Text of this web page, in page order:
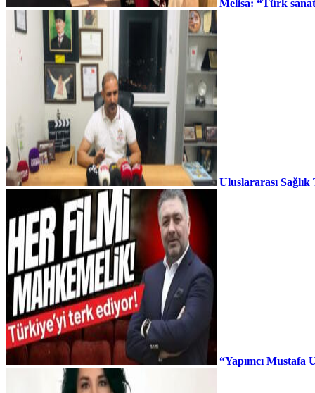
Melisa: “Türk
Uluslararası
“Yapımcı Mustafa